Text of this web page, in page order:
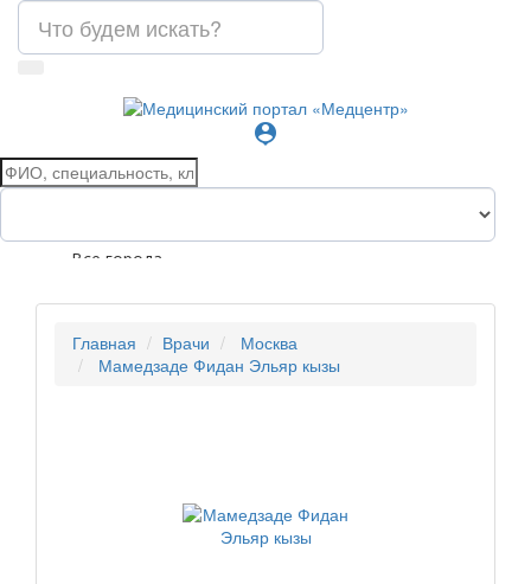
person_pin
Все города
Главная Врачи
Москва
Мамедзаде Фидан Эльяр кызы